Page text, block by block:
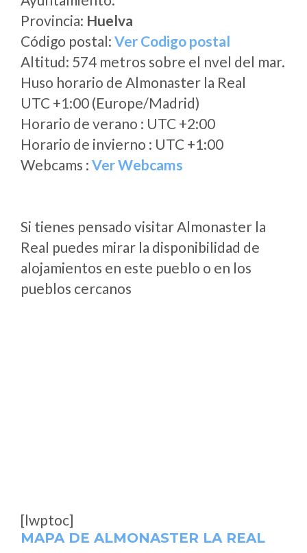
Provincia: Huelva
Código postal: Ver Codigo postal
Altitud: 574 metros sobre el nvel del mar.
Huso horario de Almonaster la Real
UTC +1:00 (Europe/Madrid)
Horario de verano : UTC +2:00
Horario de invierno : UTC +1:00
Webcams : Ver Webcams
Si tienes pensado visitar Almonaster la
Real puedes mirar la disponibilidad de
alojamientos en este pueblo o en los
pueblos cercanos
[lwptoc]
MAPA DE ALMONASTER LA REAL